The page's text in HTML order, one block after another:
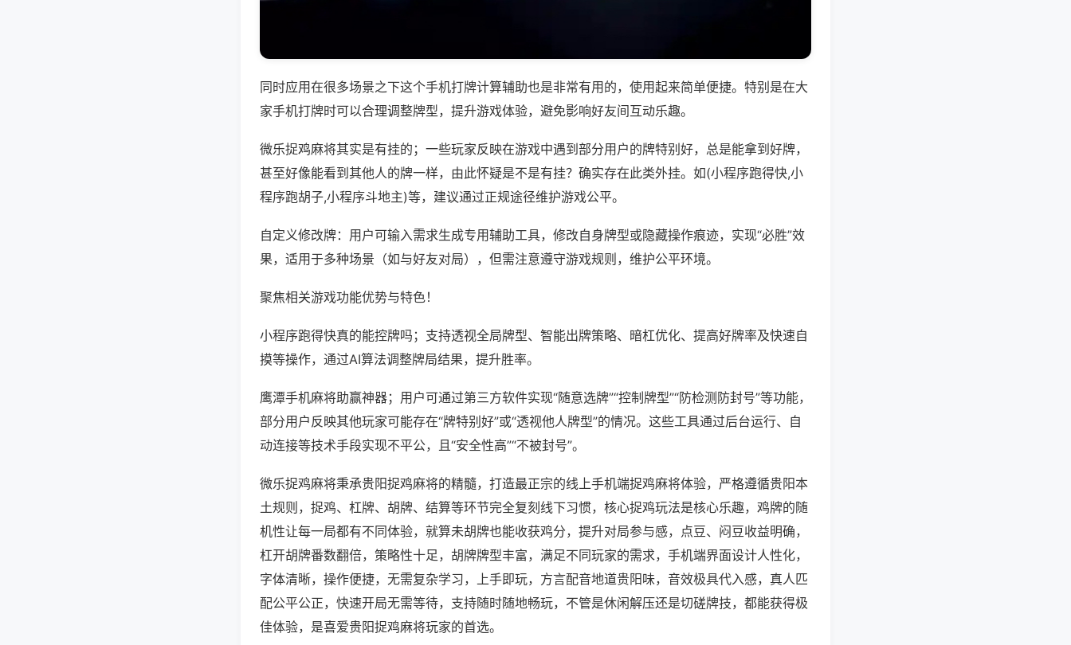
同时应用在很多场景之下这个手机打牌计算辅助也是非常有用的，使用起来简单便捷。特别是在大
家手机打牌时可以合理调整牌型，提升游戏体验，避免影响好友间互动乐趣。
微乐捉鸡麻将其实是有挂的；一些玩家反映在游戏中遇到部分用户的牌特别好，总是能拿到好牌，
甚至好像能看到其他人的牌一样，由此怀疑是不是有挂？确实存在此类外挂。如(小程序跑得快,小
程序跑胡子,小程序斗地主)等，建议通过正规途径维护游戏公平。
自定义修改牌：用户可输入需求生成专用辅助工具，修改自身牌型或隐藏操作痕迹，实现“必胜”效
果，适用于多种场景（如与好友对局），但需注意遵守游戏规则，维护公平环境。
聚焦相关游戏功能优势与特色！
小程序跑得快真的能控牌吗；支持透视全局牌型、智能出牌策略、暗杠优化、提高好牌率及快速自
摸等操作，通过AI算法调整牌局结果，提升胜率。
鹰潭手机麻将助赢神器；用户可通过第三方软件实现“随意选牌”“控制牌型”“防检测防封号”等功能，
部分用户反映其他玩家可能存在“牌特别好”或“透视他人牌型”的情况。这些工具通过后台运行、自
动连接等技术手段实现不平公，且“安全性高”“不被封号”。
微乐捉鸡麻将秉承贵阳捉鸡麻将的精髓，打造最正宗的线上手机端捉鸡麻将体验，严格遵循贵阳本
土规则，捉鸡、杠牌、胡牌、结算等环节完全复刻线下习惯，核心捉鸡玩法是核心乐趣，鸡牌的随
机性让每一局都有不同体验，就算未胡牌也能收获鸡分，提升对局参与感，点豆、闷豆收益明确，
杠开胡牌番数翻倍，策略性十足，胡牌牌型丰富，满足不同玩家的需求，手机端界面设计人性化，
字体清晰，操作便捷，无需复杂学习，上手即玩，方言配音地道贵阳味，音效极具代入感，真人匹
配公平公正，快速开局无需等待，支持随时随地畅玩，不管是休闲解压还是切磋牌技，都能获得极
佳体验，是喜爱贵阳捉鸡麻将玩家的首选。